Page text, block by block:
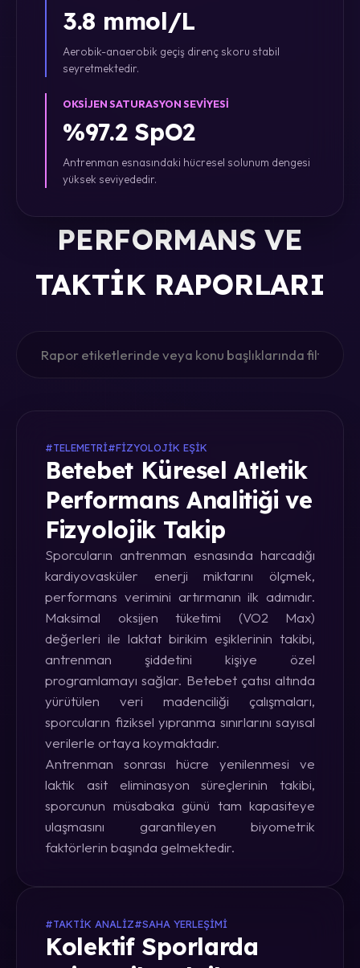
3.8 mmol/L
Aerobik-anaerobik geçiş direnç skoru stabil
seyretmektedir.
OKSIJEN SATURASYON SEVIYESI
%97.2 SpO2
Antrenman esnasındaki hücresel solunum dengesi
yüksek seviyededir.
PERFORMANS VE
TAKTIK RAPORLARI
#TELEMETRI#FIZYOLOJIK EŞIK
Betebet Küresel Atletik
Performans Analitiği ve
Fizyolojik Takip
Sporcuların antrenman esnasında harcadığı
kardiyovasküler enerji miktarını ölçmek,
performans verimini artırmanın ilk adımıdır.
Maksimal oksijen tüketimi (VO2 Max)
değerleri ile laktat birikim eşiklerinin takibi,
antrenman şiddetini kişiye özel
programlamayı sağlar. Betebet çatısı altında
yürütülen veri madenciliği çalışmaları,
sporcuların fiziksel yıpranma sınırlarını sayısal
verilerle ortaya koymaktadır.
Antrenman sonrası hücre yenilenmesi ve
laktik asit eliminasyon süreçlerinin takibi,
sporcunun müsabaka günü tam kapasiteye
ulaşmasını garantileyen biyometrik
faktörlerin başında gelmektedir.
#TAKTIK ANALIZ#SAHA YERLEŞIMI
Kolektif Sporlarda